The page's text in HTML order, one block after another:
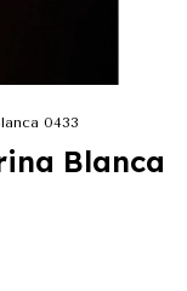
0433
Blanca